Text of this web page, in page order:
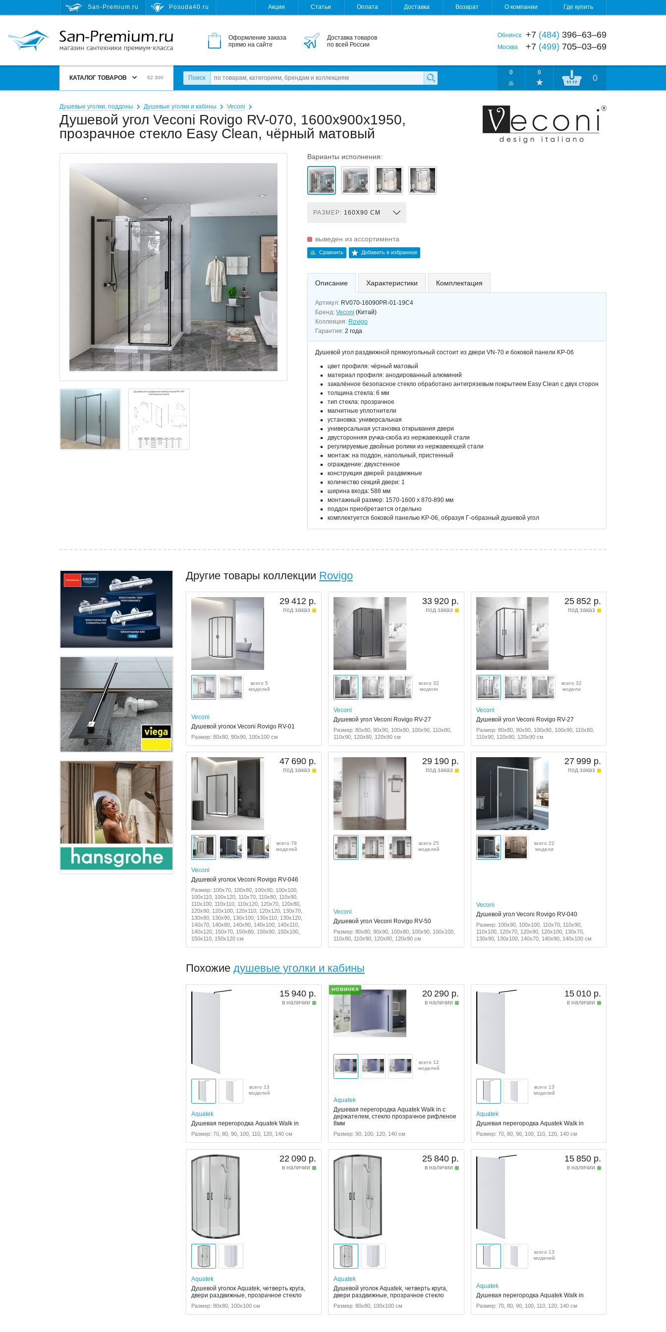
San-Premium.ru Posuda40.ru Акции Статьи Оплата Доставка Возврат О компании Где купить
Оформление заказа
прямо на сайте
Доставка товаров
по всей России
Обнинск +7 (484) 396‒63‒69
Москва +7 (499) 705‒03‒69
КАТАЛОГ ТОВАРОВ 62 300 Поиск
0 0
0
Душевые уголки, поддоны Душевые уголки и кабины Veconi
Душевой угол Veconi Rovigo RV-070, 1600x900x1950,
прозрачное стекло Easy Clean, чёрный матовый
Варианты исполнения:
РАЗМЕР: 160X90 СМ
выведен из ассортимента
Сравнить Добавить в избранное
Описание Характеристики Комплектация
Артикул: RV070-16090PR-01-19C4
Бренд: Veconi (Китай)
Коллекция: Rovigo
Гарантия: 2 года
Душевой угол раздвижной прямоугольный состоит из двери VN-70 и боковой панели KP-06
цвет профиля: чёрный матовый
материал профиля: анодированный алюминий
закалённое безопасное стекло обработано антигрязевым покрытием Easy Clean с двух сторон
толщина стекла: 6 мм
тип стекла: прозрачное
магнитные уплотнители
установка: универсальная
универсальная установка открывания двери
двусторонняя ручка-скоба из нержавеющей стали
регулируемые двойные ролики из нержавеющей стали
монтаж: на поддон, напольный, пристенный
ограждение: двухстенное
конструкция дверей: раздвижные
количество секций двери: 1
ширина входа: 588 мм
монтажный размер: 1570-1600 x 870-890 мм
поддон приобретается отдельно
комплектуется боковой панелью KP-06, образуя Г-образный душевой угол
Другие товары коллекции Rovigo
29 412 р.
под заказ
всего 5
моделей
Veconi
Душевой уголок Veconi Rovigo RV-01
Размер: 80x80, 90x90, 100x100 см
33 920 р.
под заказ
всего 32
модели
Veconi
Душевой угол Veconi Rovigo RV-27
Размер: 80x80, 90x90, 100x80, 100x90, 110x80,
110x90, 120x80, 120x90 см
25 852 р.
под заказ
всего 32
модели
Veconi
Душевой угол Veconi Rovigo RV-27
Размер: 80x80, 90x90, 100x80, 100x90, 110x80,
110x90, 120x80, 120x90 см
47 690 р.
под заказ
всего 79
моделей
Veconi
Душевой уголок Veconi Rovigo RV-046
Размер: 100x70, 100x80, 100x90, 100x100,
100x110, 100x120, 110x70, 110x80, 110x90,
110x100, 110x110, 110x120, 120x70, 120x80,
120x90, 120x100, 120x110, 120x120, 130x70,
130x80, 130x90, 130x100, 130x110, 130x120,
140x70, 140x80, 140x90, 140x100, 140x110,
140x120, 150x70, 150x80, 150x90, 150x100,
150x110, 150x120 см
29 190 р.
под заказ
всего 25
моделей
Veconi
Душевой угол Veconi Rovigo RV-50
Размер: 80x80, 90x90, 100x80, 100x90, 100x100,
110x80, 110x90, 120x80, 120x90 см
27 999 р.
под заказ
всего 22
модели
Veconi
Душевой угол Veconi Rovigo RV-040
Размер: 100x90, 100x100, 110x70, 110x90,
110x100, 120x70, 120x90, 120x100, 130x70,
130x90, 130x100, 140x70, 140x90, 140x100 см
Похожие душевые уголки и кабины
15 940 р.
в наличии
всего 13
моделей
Aquatek
Душевая перегородка Aquatek Walk in
Размер: 70, 80, 90, 100, 110, 120, 140 см
НОВИНКА 20 290 р.
в наличии
всего 12
моделей
Aquatek
Душевая перегородка Aquatek Walk in с
держателем, стекло прозрачное рифленое
8мм
Размер: 90, 100, 120, 140 см
15 010 р.
в наличии
всего 13
моделей
Aquatek
Душевая перегородка Aquatek Walk in
Размер: 70, 80, 90, 100, 110, 120, 140 см
22 090 р.
в наличии
Aquatek
Душевой уголок Aquatek, четверть круга,
двери раздвижные, прозрачное стекло
Размер: 80x80, 100x100 см
25 840 р.
в наличии
Aquatek
Душевой уголок Aquatek, четверть круга,
двери раздвижные, прозрачное стекло
Размер: 80x80, 100x100 см
15 850 р.
в наличии
всего 13
моделей
Aquatek
Душевая перегородка Aquatek Walk in
Размер: 70, 80, 90, 100, 110, 120, 140 см